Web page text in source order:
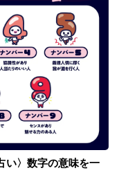
い〉数字の意味を一